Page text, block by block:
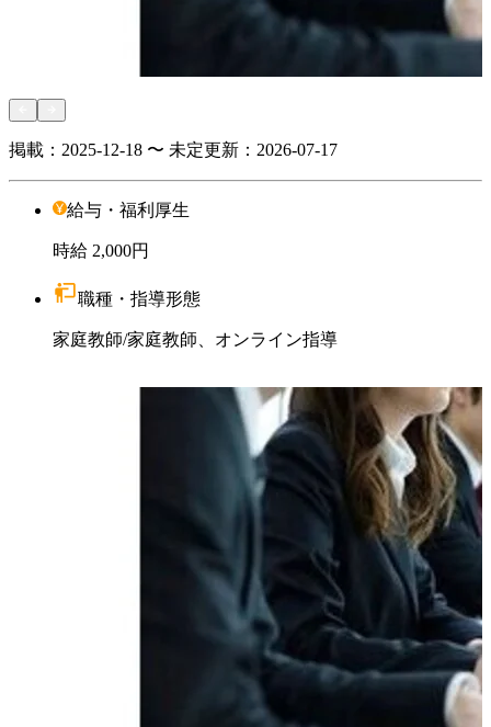
掲載： 2025-12-18 〜 未定更新： 2026-07-17
給与・福利厚生
時給 2,000円
職種・指導形態
家庭教師/家庭教師、オンライン指導